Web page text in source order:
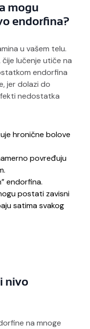
mogu
endorfina?
u vašem telu.
lučenje utiče na
endorfina
jer dolazi do
nedostatka
hronične bolove
povređuju
endorfina.
postati zavisni
satima svakog
nivo
na mnoge